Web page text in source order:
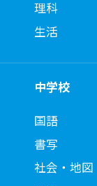
理科
生活
中学校
国語
書写
社会・地図